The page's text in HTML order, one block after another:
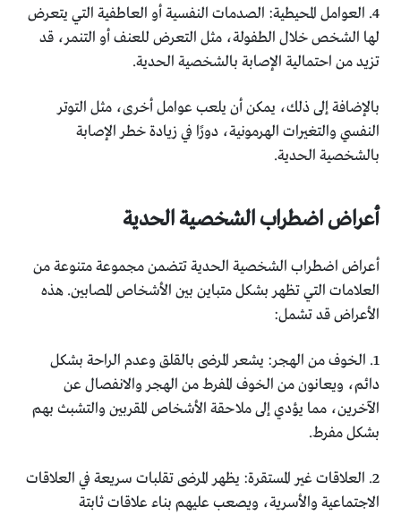
4. العوامل المحيطية: الصدمات النفسية أو العاطفية التي يتعرض
لها الشخص خلال الطفولة، مثل التعرض للعنف أو التنمر، قد
تزيد من احتمالية الإصابة بالشخصية الحدية.
بالإضافة إلى ذلك، يمكن أن يلعب عوامل أخرى، مثل التوتر
النفسي والتغيرات الهرمونية، دورًا في زيادة خطر الإصابة
بالشخصية الحدية.
أعراض اضطراب الشخصية الحدية
أعراض اضطراب الشخصية الحدية تتضمن مجموعة متنوعة من
العلامات التي تظهر بشكل متباين بين الأشخاص المصابين. هذه
الأعراض قد تشمل:
1. الخوف من الهجر: يشعر المرضى بالقلق وعدم الراحة بشكل
دائم، ويعانون من الخوف المفرط من الهجر والانفصال عن
الآخرين، مما يؤدي إلى ملاحقة الأشخاص المقربين والتشبث بهم
بشكل مفرط.
2. العلاقات غير المستقرة: يظهر المرضى تقلبات سريعة في العلاقات
الاجتماعية والأسرية، ويصعب عليهم بناء علاقات ثابتة